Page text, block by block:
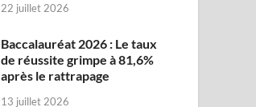
22 juillet 2026
Baccalauréat 2026 : Le taux
de réussite grimpe à 81,6%
après le rattrapage
13 juillet 2026